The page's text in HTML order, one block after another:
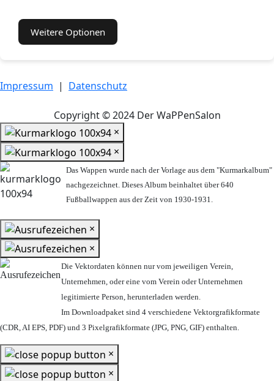
Weitere Optionen
Impressum | Datenschutz
Copyright © 2024 Der WaPPenSalon
×
×
Das Wappen wurde nach der Vorlage aus dem "Kurmarkalbum"
nachgezeichnet. Dieses Album beinhaltet über 640
Fußballwappen aus der Zeit von 1930-1931.
×
×
Die Vektordaten können nur vom jeweiligen Verein,
Unternehmen, oder eine vom Verein oder Unternehmen
legitimierte Person, herunterladen werden.
Im Downloadpaket sind 4 verschiedene Vektorgrafikformate
(CDR, AI EPS, PDF) und 3 Pixelgrafikformate (JPG, PNG, GIF) enthalten.
×
×